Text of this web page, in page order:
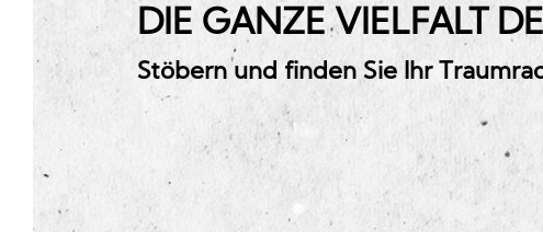
DIE GANZE VIELFALT
Stöbern und finden Sie Ihr